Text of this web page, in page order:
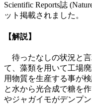
Scientific Reports誌
ット掲載されました。
【解説】
待ったなしの状況と
て、藻類を用いて工場
用物質を生産する事が
と水から光合成で糖を
やジャガイモがデンプ